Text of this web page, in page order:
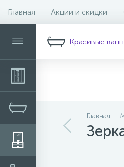
Главная Акции и скидки
Красивые
Главная
Фильтр